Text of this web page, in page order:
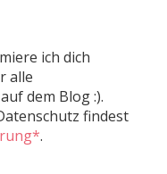
ich dich
alle
dem Blog :).
findest
.